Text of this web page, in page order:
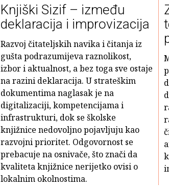
Knjiški Sizif – između
deklaracija i improvizacija
Razvoj čitateljskih navika i čitanja iz
gušta podrazumijeva raznolikost,
izbor i aktualnost, a bez toga sve ostaje
na razini deklaracija. U strateškim
dokumentima naglasak je na
digitalizaciji, kompetencijama i
infrastrukturi, dok se školske
knjižnice nedovoljno pojavljuju kao
razvojni prioritet. Odgovornost se
prebacuje na osnivače, što znači da
kvaliteta knjižnice nerijetko ovisi o
lokalnim okolnostima.